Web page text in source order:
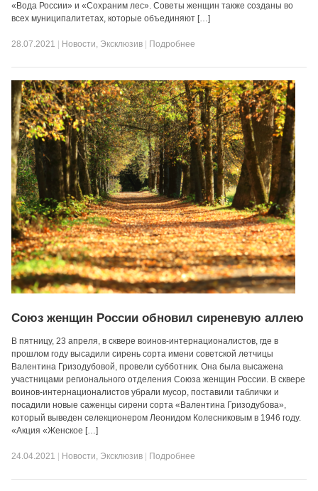
«Вода России» и «Сохраним лес». Советы женщин также созданы во
всех муниципалитетах, которые объединяют […]
28.07.2021 Новости, Эксклюзив Подробнее
Союз женщин России обновил сиреневую аллею
В пятницу, 23 апреля, в сквере воинов-интернационалистов, где в
прошлом году высадили сирень сорта имени советской летчицы
Валентина Гризодубовой, провели субботник. Она была высажена
участницами регионального отделения Союза женщин России. В сквере
воинов-интернационалистов убрали мусор, поставили таблички и
посадили новые саженцы сирени сорта «Валентина Гризодубова»,
который выведен селекционером Леонидом Колесниковым в 1946 году.
«Акция «Женское […]
24.04.2021 Новости, Эксклюзив Подробнее